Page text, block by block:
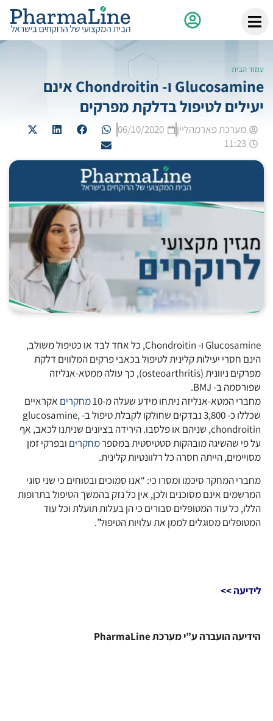
עמוד הבית
Glucosamine ו- Chondroitin אינם
יעילים לטיפול בדלקת מפרקים
מערכת פארמהליין
06/10/2020
11:23
Glucosamine ו- Chondroitin, כל אחד לבד או כטיפול משולב,
הינם חסרי יעילות קלינית לטיפול בכאבי פרקים המלווים דלקת
מפרקים ניוונית (osteoarthritis), כך עולה ממטא-אנליזה
שפורסמה ב- BMJ.
מחברי המטא-אנליזה ניתחו מידע שעלה מ-10
מחקרים אקראיים
שכללו כ- 3,800 נבדקים שחולקו לקבלת טיפול ב- glucosamine,
chondroitin, שניהם או פלסבו. הירידה בציונים שניתנו לכאב, אף
על פי שהשיגה מובהקות סטטיסטית במספרמחקרים ובפרקי זמן
מסויימים, הייתה חסרה כל רלוונטיות קלינית.
מחברי המחקר סיכמו ומסרו כי: “אנו סמוכים ובטוחים כי שני סוגי
המרשמים אינם מסוכנים ולכן, אין כל נזק בהמשך הטיפול בתרופות
הללו, כל עוד המטופלים סבורים כי הן בעלות תועלת וכל עוד
המטופלים מסוגלים לממן את עלויות הטיפול”.
לידיעה >>
הידיעה הועברה ע”י מערכת PharmaLine